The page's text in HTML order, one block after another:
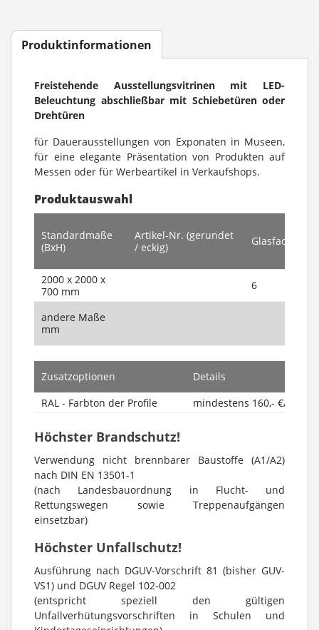
Produktinformationen
Freistehende Ausstellungsvitrinen mit LED-
Beleuchtung abschließbar mit Schiebetüren oder
Drehtüren
für Dauerausstellungen von Exponaten in Museen,
für eine elegante Präsentation von Produkten auf
Messen oder für Werbeartikel in Verkaufshops.
Produktauswahl
Standardmaße
(BxH)
Artikel-Nr. (gerundet
/ eckig)
2000 x 2000 x
700 mm
6
andere Maße
mm
Zusatzoptionen
Details
RAL - Farbton der Profile
mindestens 160,- €/
Höchster Brandschutz!
Verwendung nicht brennbarer Baustoffe (A1/A2)
nach DIN EN 13501-1
(nach Landesbauordnung in Flucht- und
Rettungswegen sowie Treppenaufgängen
einsetzbar)
Höchster Unfallschutz!
Ausführung nach DGUV-Vorschrift 81 (bisher GUV-
VS1) und DGUV Regel 102-002
(entspricht speziell den gültigen
Unfallverhütungsvorschriften in Schulen und